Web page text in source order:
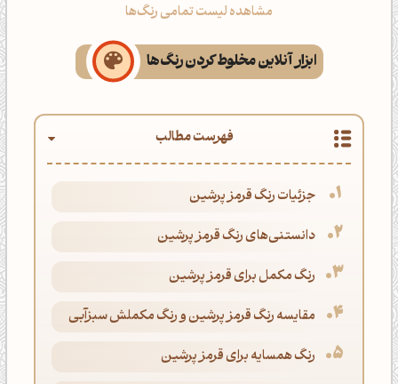
مشاهده لیست تمامی رنگ‌ها
ابزار آنلاین مخلوط کردن رنگ‌ها
فهرست مطالب
جزئیات رنگ قرمز پرشین
دانستنی‌های رنگ قرمز پرشین
رنگ مکمل برای قرمز پرشین
مقایسه رنگ قرمز پرشین و رنگ مکملش سبزآبی
رنگ همسایه برای قرمز پرشین